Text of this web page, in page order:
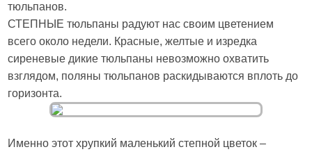
тюльпанов.
СТЕПНЫЕ тюльпаны радуют нас своим цветением
всего около недели. Красные, желтые и изредка
сиреневые дикие тюльпаны невозможно охватить
взглядом, поляны тюльпанов раскидываются вплоть до
горизонта.
Именно этот хрупкий маленький степной цветок –